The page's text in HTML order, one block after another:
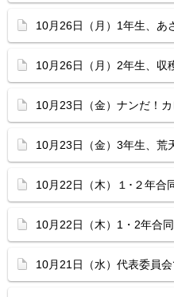
10月26日（月）1年生、あ
10月26日（月）2年生、収
10月23日（金）ナンだ！カ
10月23日（金）3年生、荒
10月22日（木）１･２年合
10月22日（木）1・2年合
10月21日（水）代表委員